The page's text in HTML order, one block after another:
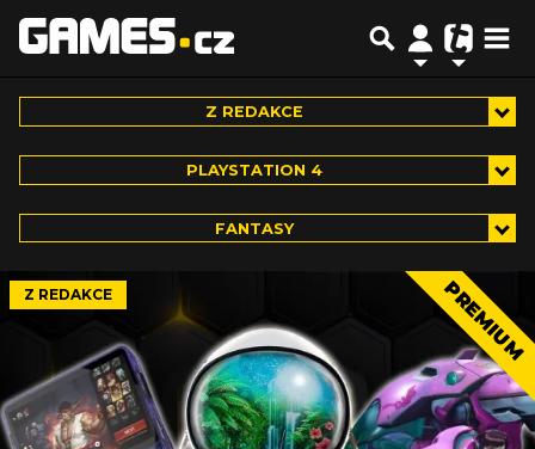
Z REDAKCE
PLAYSTATION 4
FANTASY
Z REDAKCE PREMIUM